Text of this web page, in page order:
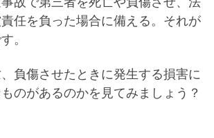
任を負った場合に備える。それが
。
負傷させたときに発生する損害に
のがあるのかを見てみましょう？